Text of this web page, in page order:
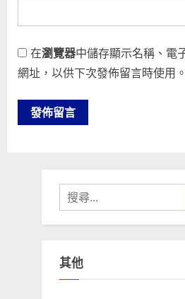
在瀏覽器中儲存顯示名稱、電
網址，以供下次發佈留言時使用。
搜
尋
關
字:
其他